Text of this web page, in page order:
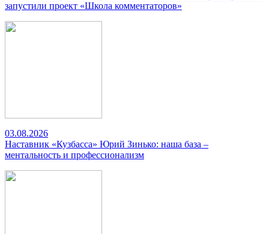
запустили проект «Школа комментаторов»
03.08.2026
Наставник «Кузбасса» Юрий Зинько: наша база –
ментальность и профессионализм